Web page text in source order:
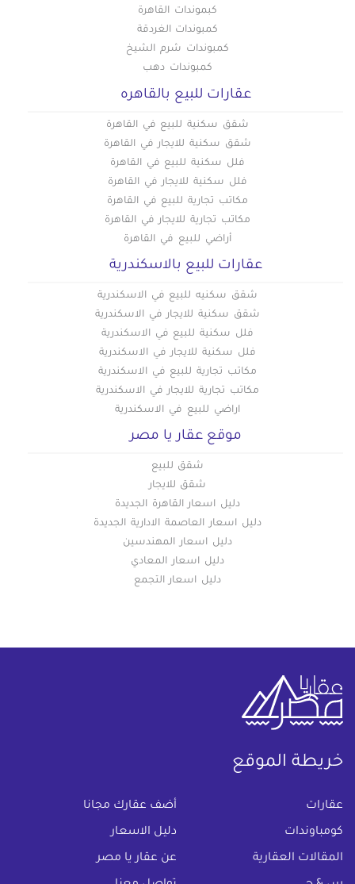
كبموندات القاهرة
كمبوندات الغردقة
كمبوندات شرم الشيخ
كمبوندات دهب
عقارات للبيع بالقاهره
شقق سكنية للبيع في القاهرة
شقق سكنية للايجار في القاهرة
فلل سكنية للبيع في القاهرة
فلل سكنية للايجار في القاهرة
مكاتب تجارية للبيع في القاهرة
مكاتب تجارية للايجار في القاهرة
أراضي للبيع في القاهرة
عقارات للبيع بالاسكندرية
شقق سكنيه للبيع في الاسكندرية
شقق سكنية للايجار في الاسكندرية
فلل سكنية للبيع في الاسكندرية
فلل سكنية للايجار في الاسكندرية
مكاتب تجارية للبيع في الاسكندرية
مكاتب تجارية للايجار في الاسكندرية
اراضي للبيع في الاسكندرية
موقع عقار يا مصر
شقق للبيع
شقق للايجار
دليل اسعار القاهرة الجديدة
دليل اسعار العاصمة الادارية الجديدة
دليل اسعار المهندسين
دليل اسعار المعادي
دليل اسعار التجمع
خريطة الموقع
عقارات أضف عقارك مجانا
كومباوندات دليل الاسعار
المقالات العقارية عن عقار يا مصر